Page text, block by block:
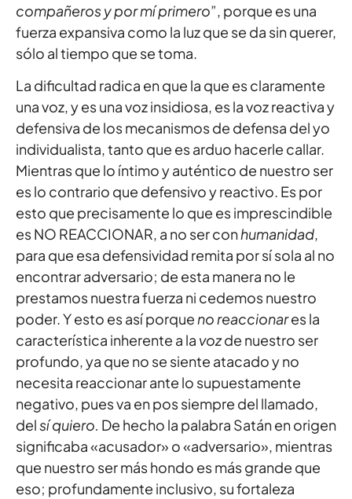
compañeros y por mí primero”, porque es una
fuerza expansiva como la luz que se da sin querer,
sólo al tiempo que se toma.
La dificultad radica en que la que es claramente
una voz, y es una voz insidiosa, es la voz reactiva y
defensiva de los mecanismos de defensa del yo
individualista, tanto que es arduo hacerle callar.
Mientras que lo íntimo y auténtico de nuestro ser
es lo contrario que defensivo y reactivo. Es por
esto que precisamente lo que es imprescindible
es NO REACCIONAR, a no ser conhumanidad,
para que esa defensividad remita por sí sola al no
encontrar adversario; de esta manera no le
prestamos nuestra fuerza ni cedemos nuestro
poder. Y esto es así porque no reaccionares la
característica inherente a la vozde nuestro ser
profundo, ya que no se siente atacado y no
necesita reaccionar ante lo supuestamente
negativo, pues va en pos siempre del llamado,
delsí quiero. De hecho la palabra Satán en origen
significaba «acusador» o «adversario», mientras
que nuestro ser más hondo es más grande que
eso; profundamente inclusivo, su fortaleza